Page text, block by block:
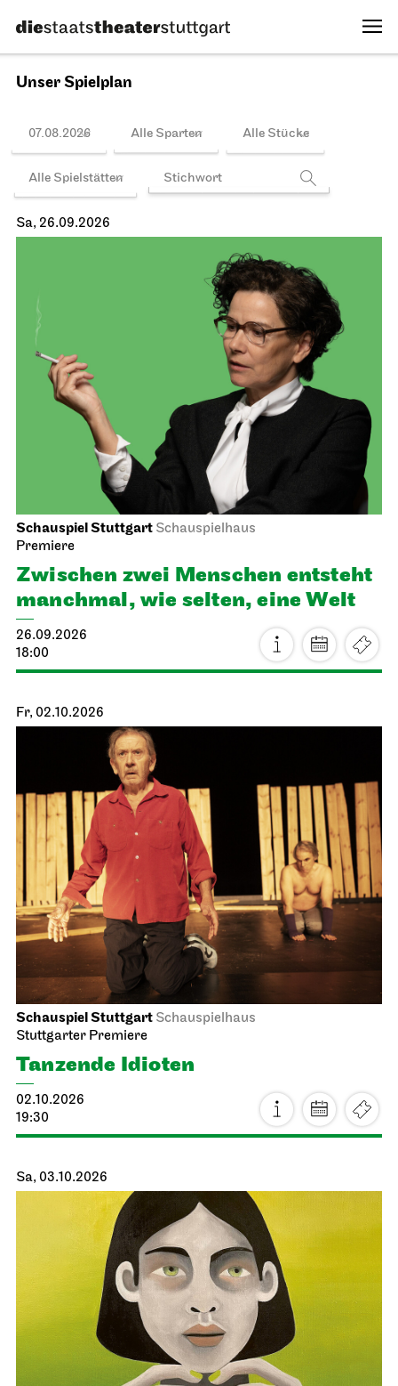
Unser Spielplan
07.08.2026 Alle Sparten Alle Stücke
Alle Spielstätten
Sa, 26.09.2026
Schauspiel Stuttgart Schauspielhaus
Premiere
Zwischen zwei Menschen ent­steht
manch­mal, wie selten, eine Welt
26.09.2026
18:00
Fr, 02.10.2026
Schauspiel Stuttgart Schauspielhaus
Stuttgarter Premiere
Tanzende Idioten
02.10.2026
19:30
Sa, 03.10.2026